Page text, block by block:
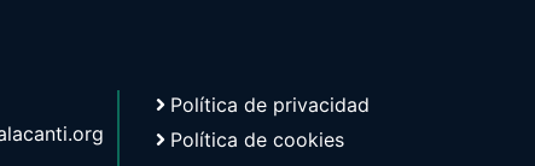
Política de privacidad
Política de cookies